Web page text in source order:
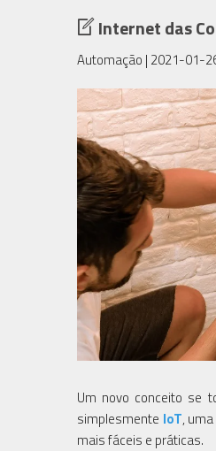
Internet das
Automação | 2021-01-
Um novo conceito se
simplesmente IoT,
mais fáceis e práticas.